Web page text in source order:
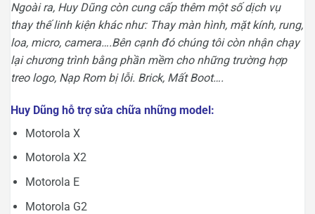
Ngoài ra, Huy Dũng còn cung cấp thêm một số dịch vụ
thay thế linh kiện khác như: Thay màn hình, mặt kính, rung,
loa, micro, camera….Bên cạnh đó chúng tôi còn nhận chạy
lại chương trình bằng phần mềm cho những trường hợp
treo logo, Nạp Rom bị lỗi. Brick, Mất Boot….
Huy Dũng hỗ trợ sửa chữa những model:
Motorola X
Motorola X2
Motorola E
Motorola G2